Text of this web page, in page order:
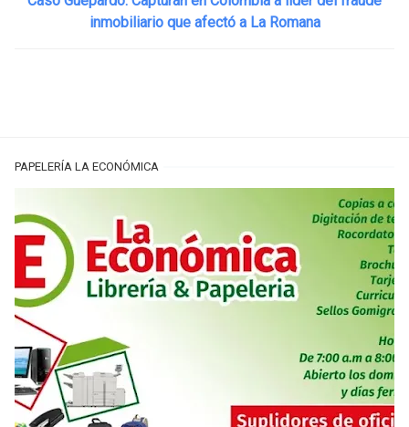
inmobiliario que afectó a La Romana
PAPELERÍA LA ECONÓMICA